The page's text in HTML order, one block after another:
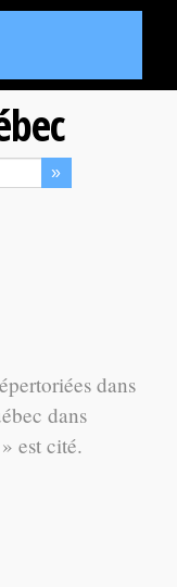
dans
dans
est cité.